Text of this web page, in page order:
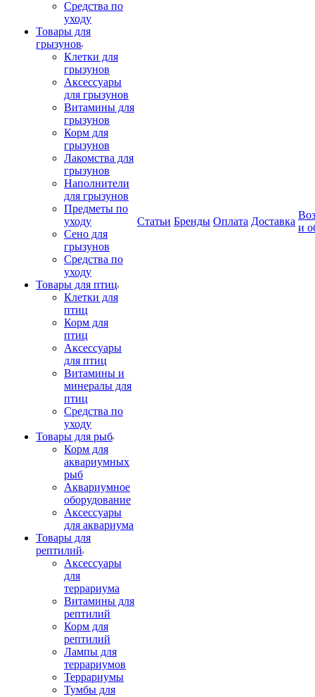
Средства по
уходу
Товары для
грызунов
Клетки для
грызунов
Аксессуары
для грызунов
Витамины для
грызунов
Корм для
грызунов
Лакомства для
грызунов
Наполнители
для грызунов
Предметы по
уходу
Сено для
грызунов
Средства по
уходу
Товары для птиц
Клетки для
птиц
Корм для
птиц
Аксессуары
для птиц
Витамины и
минералы для
птиц
Средства по
уходу
Товары для рыб
Корм для
аквариумных
рыб
Аквариумное
оборудование
Аксессуары
для аквариума
Товары для
рептилий
Аксессуары
для
террариума
Витамины для
рептилий
Корм для
рептилий
Лампы для
террариумов
Террариумы
Тумбы для
Статьи Бренды Оплата Доставка
и